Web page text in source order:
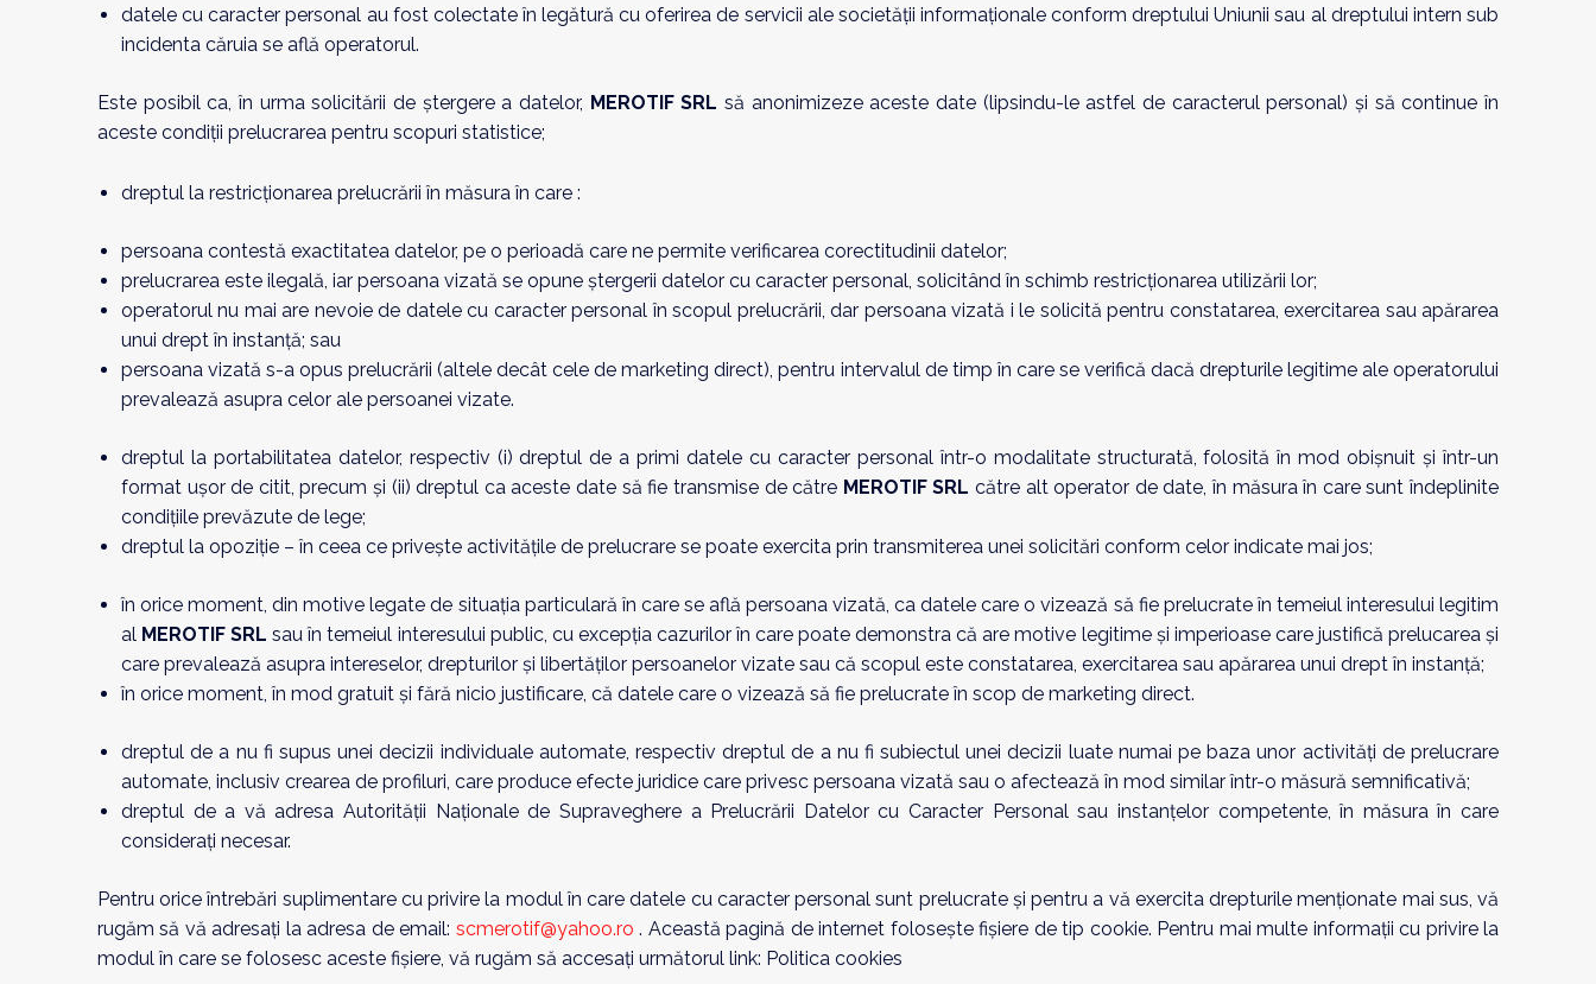
datele cu caracter personal au fost colectate în legătură cu oferirea de servicii ale societății informaționale conform dreptului Uniunii sau al dreptului intern sub
incidenta căruia se află operatorul.
Este posibil ca, în urma solicitării de ștergere a datelor, MEROTIF SRL să anonimizeze aceste date (lipsindu-le astfel de caracterul personal) și să continue în
aceste condiții prelucrarea pentru scopuri statistice;
dreptul la restricționarea prelucrării în măsura în care :
persoana contestă exactitatea datelor, pe o perioadă care ne permite verificarea corectitudinii datelor;
prelucrarea este ilegală, iar persoana vizată se opune ștergerii datelor cu caracter personal, solicitând în schimb restricționarea utilizării lor;
operatorul nu mai are nevoie de datele cu caracter personal în scopul prelucrării, dar persoana vizată i le solicită pentru constatarea, exercitarea sau apărarea
unui drept în instanță; sau
persoana vizată s-a opus prelucrării (altele decât cele de marketing direct), pentru intervalul de timp în care se verifică dacă drepturile legitime ale operatorului
prevalează asupra celor ale persoanei vizate.
dreptul la portabilitatea datelor, respectiv (i) dreptul de a primi datele cu caracter personal într-o modalitate structurată, folosită în mod obișnuit și într-un
format ușor de citit, precum și (ii) dreptul ca aceste date să fie transmise de către MEROTIF SRL către alt operator de date, în măsura în care sunt îndeplinite
condițiile prevăzute de lege;
dreptul la opoziție – în ceea ce privește activitățile de prelucrare se poate exercita prin transmiterea unei solicitări conform celor indicate mai jos;
în orice moment, din motive legate de situația particulară în care se află persoana vizată, ca datele care o vizează să fie prelucrate în temeiul interesului legitim
al MEROTIF SRL sau în temeiul interesului public, cu excepția cazurilor în care poate demonstra că are motive legitime și imperioase care justifică prelucarea și
care prevalează asupra intereselor, drepturilor și libertăților persoanelor vizate sau că scopul este constatarea, exercitarea sau apărarea unui drept în instanță;
în orice moment, în mod gratuit și fără nicio justificare, că datele care o vizează să fie prelucrate în scop de marketing direct.
dreptul de a nu fi supus unei decizii individuale automate, respectiv dreptul de a nu fi subiectul unei decizii luate numai pe baza unor activități de prelucrare
automate, inclusiv crearea de profiluri, care produce efecte juridice care privesc persoana vizată sau o afectează în mod similar într-o măsură semnificativă;
dreptul de a vă adresa Autorităţii Naţionale de Supraveghere a Prelucrării Datelor cu Caracter Personal sau instanțelor competente, în măsura în care
considerați necesar.
Pentru orice întrebări suplimentare cu privire la modul în care datele cu caracter personal sunt prelucrate și pentru a vă exercita drepturile menționate mai sus, vă
rugăm să vă adresați la adresa de email: scmerotif@yahoo.ro . Această pagină de internet folosește fișiere de tip cookie. Pentru mai multe informații cu privire la
modul în care se folosesc aceste fișiere, vă rugăm să accesați următorul link: Politica cookies